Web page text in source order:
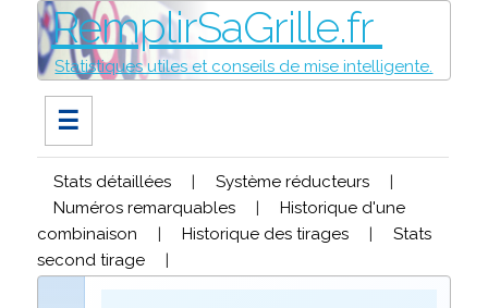
RemplirSaGrille.fr
Statistiques utiles et conseils de mise intelligente.
☰
Stats détaillées | Système réducteurs
|
Numéros remarquables
|
Historique d'une
combinaison
| Historique des tirages |
Stats
second tirage
|